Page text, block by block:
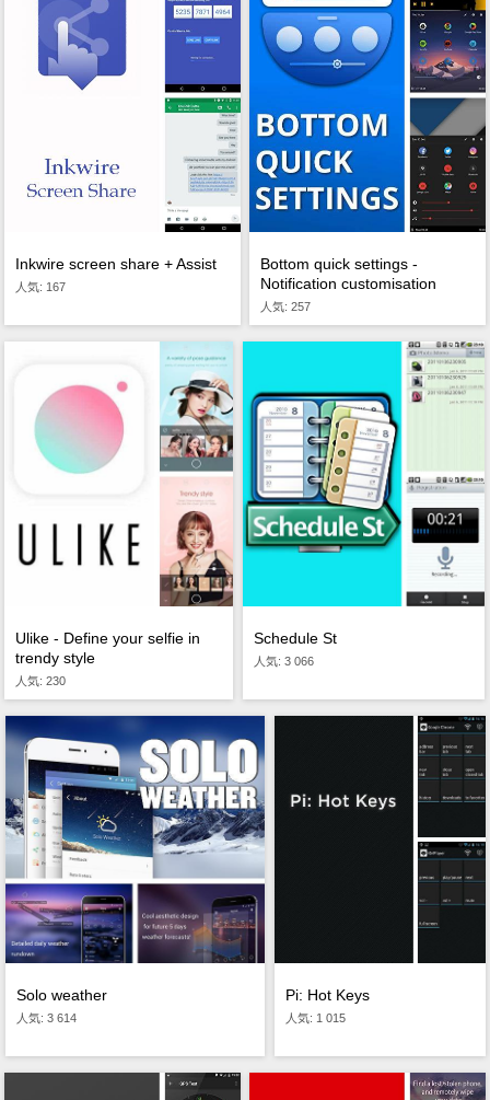
Inkwire screen share + Assist
人気: 167
Bottom quick settings -
Notification customisation
人気: 257
Ulike - Define your selfie in
trendy style
人気: 230
Schedule St
人気: 3 066
Solo weather
人気: 3 614
Pi: Hot Keys
人気: 1 015